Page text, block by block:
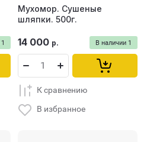
1
Мухомор. Сушеные
шляпки. 500г.
В наличии 1
14 000 р.
К сравнению
В избранное